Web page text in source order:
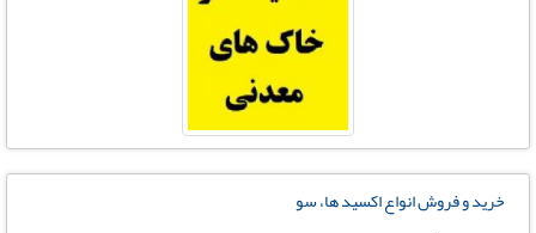
خرید و فروش انواع اکسید ها، سو